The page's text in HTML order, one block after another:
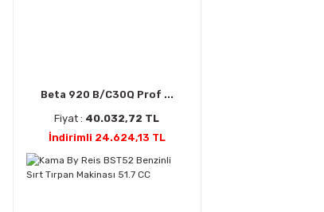
Beta 920 B/C30Q Prof ...
Fiyat : 40.032,72 TL
İndirimli 24.624,13 TL